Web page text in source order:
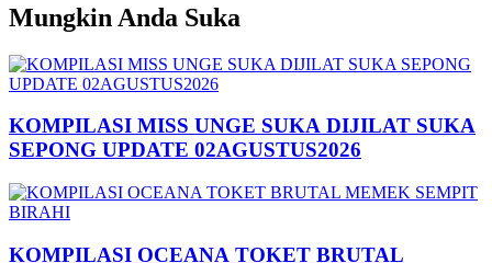
Mungkin Anda Suka
KOMPILASI MISS UNGE SUKA DIJILAT SUKA
SEPONG UPDATE 02AGUSTUS2026
KOMPILASI OCEANA TOKET BRUTAL